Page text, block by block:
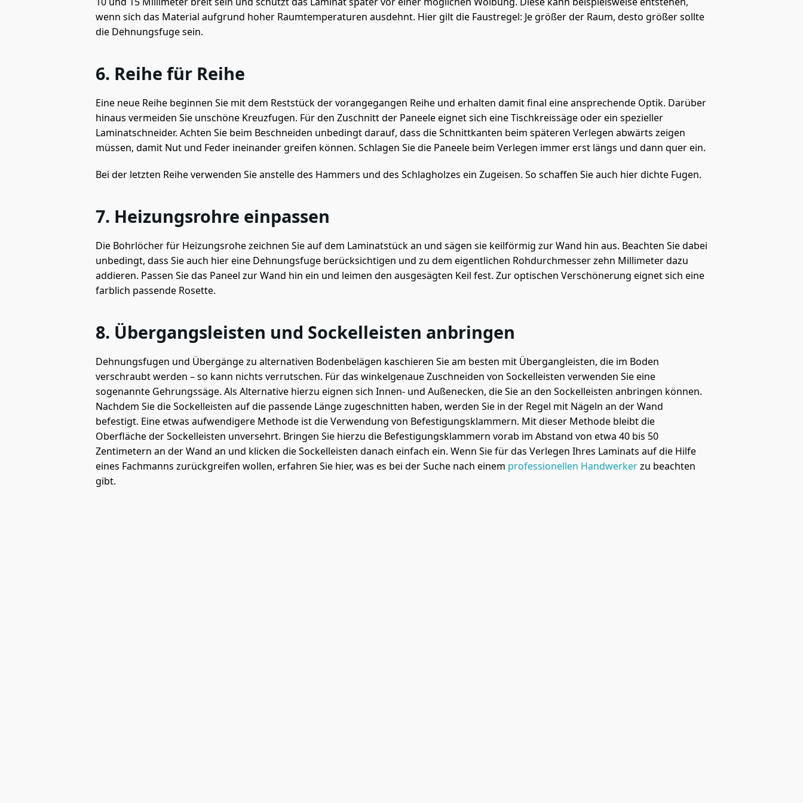
wenn sich das Material aufgrund hoher Raumtemperaturen ausdehnt. Hier gilt die Faustregel: Je größer der Raum, desto größer sollte
die Dehnungsfuge sein.
6. Reihe für Reihe
Eine neue Reihe beginnen Sie mit dem Reststück der vorangegangen Reihe und erhalten damit final eine ansprechende Optik. Darüber
hinaus vermeiden Sie unschöne Kreuzfugen. Für den Zuschnitt der Paneele eignet sich eine Tischkreissäge oder ein spezieller
Laminatschneider. Achten Sie beim Beschneiden unbedingt darauf, dass die Schnittkanten beim späteren Verlegen abwärts zeigen
müssen, damit Nut und Feder ineinander greifen können. Schlagen Sie die Paneele beim Verlegen immer erst längs und dann quer ein.
Bei der letzten Reihe verwenden Sie anstelle des Hammers und des Schlagholzes ein Zugeisen. So schaffen Sie auch hier dichte Fugen.
7. Heizungsrohre einpassen
Die Bohrlöcher für Heizungsrohe zeichnen Sie auf dem Laminatstück an und sägen sie keilförmig zur Wand hin aus. Beachten Sie dabei
unbedingt, dass Sie auch hier eine Dehnungsfuge berücksichtigen und zu dem eigentlichen Rohdurchmesser zehn Millimeter dazu
addieren. Passen Sie das Paneel zur Wand hin ein und leimen den ausgesägten Keil fest. Zur optischen Verschönerung eignet sich eine
farblich passende Rosette.
8. Übergangsleisten und Sockelleisten anbringen
Dehnungsfugen und Übergänge zu alternativen Bodenbelägen kaschieren Sie am besten mit Übergangleisten, die im Boden
verschraubt werden – so kann nichts verrutschen. Für das winkelgenaue Zuschneiden von Sockelleisten verwenden Sie eine
sogenannte Gehrungssäge. Als Alternative hierzu eignen sich Innen- und Außenecken, die Sie an den Sockelleisten anbringen können.
Nachdem Sie die Sockelleisten auf die passende Länge zugeschnitten haben, werden Sie in der Regel mit Nägeln an der Wand
befestigt. Eine etwas aufwendigere Methode ist die Verwendung von Befestigungsklammern. Mit dieser Methode bleibt die
Oberfläche der Sockelleisten unversehrt. Bringen Sie hierzu die Befestigungsklammern vorab im Abstand von etwa 40 bis 50
Zentimetern an der Wand an und klicken die Sockelleisten danach einfach ein. Wenn Sie für das Verlegen Ihres Laminats auf die Hilfe
eines Fachmanns zurückgreifen wollen, erfahren Sie hier, was es bei der Suche nach einem professionellen Handwerkerzu beachten
gibt.